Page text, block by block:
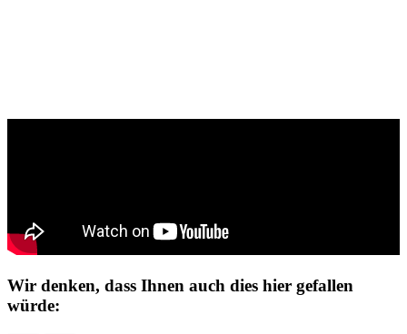
Wir denken, dass Ihnen auch dies hier gefallen
würde: